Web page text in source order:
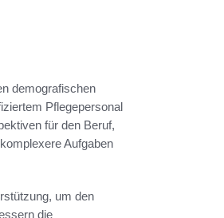
demografischen
Pflegepersonal
für den Beruf,
Aufgaben
um den
die